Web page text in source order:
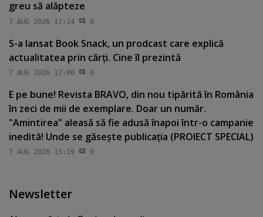
greu să alăpteze
7 AUG 2026 17:14 0
S-a lansat Book Snack, un prodcast care explică
actualitatea prin cărţi. Cine îl prezintă
7 AUG 2026 17:00 0
E pe bune! Revista BRAVO, din nou tipărită în România
în zeci de mii de exemplare. Doar un număr.
"Amintirea" aleasă să fie adusă înapoi într-o campanie
inedită! Unde se găseşte publicaţia (PROIECT SPECIAL)
7 AUG 2026 15:19 0
Newsletter